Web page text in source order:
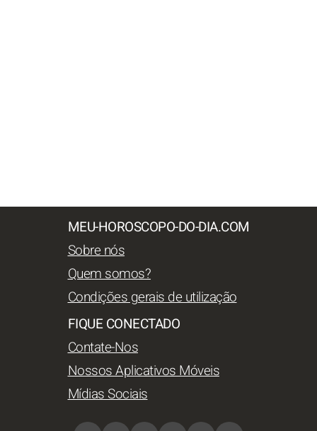
MEU-HOROSCOPO-DO-DIA.COM
Sobre nós
Quem somos?
Condições gerais de utilização
FIQUE CONECTADO
Contate-Nos
Nossos Aplicativos Móveis
Mídias Sociais